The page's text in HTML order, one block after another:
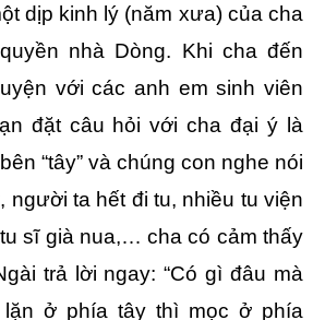
dịp kinh lý (năm xưa) của cha
nhà Dòng. Khi cha đến
với các anh em sinh viên
đặt câu hỏi với cha đại ý là
“tây” và chúng con nghe nói
người ta hết đi tu, nhiều tu viện
sĩ già nua,… cha có cảm thấy
trả lời ngay: “Có gì đâu mà
lặn ở phía tây thì mọc ở phía